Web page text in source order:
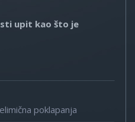
upit kao što je
poklapanja